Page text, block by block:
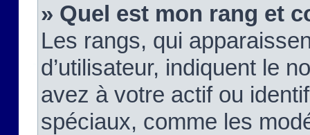
» Quel est mon rang et
Les rangs, qui
d’utilisateur, indiquent le
avez à votre actif ou
spéciaux, comme les